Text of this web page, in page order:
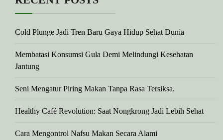
Cold Plunge Jadi Tren Baru Gaya Hidup Sehat Dunia
Membatasi Konsumsi Gula Demi Melindungi Kesehatan
Jantung
Seni Mengatur Piring Makan Tanpa Rasa Tersiksa.
Healthy Café Revolution: Saat Nongkrong Jadi Lebih Sehat
Cara Mengontrol Nafsu Makan Secara Alami